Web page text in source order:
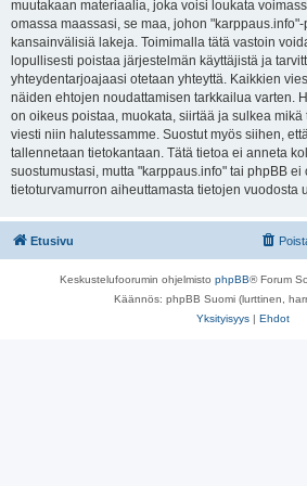
muutakaan materiaalia, joka voisi loukata
omassa maassasi, se maa, johon
kansainvälisiä lakeja. Toimimalla tätä vastoin
lopullisesti poistaa järjestelmän käyttäjistä ja
yhteydentarjoajaasi otetaan yhteyttä. Kaikkien
näiden ehtojen noudattamisen tarkkailua varten.
on oikeus poistaa, muokata, siirtää ja sulkea
viesti niin halutessamme. Suostut myös siihen,
tallennetaan tietokantaan. Tätä tietoa ei anneta
suostumustasi, mutta "karppaus.info" tai phpBB
tietoturvamurron aiheuttamasta tietojen vuodosta
Etusivu
Keskustelufoorumin ohjelmisto phpBB® Forum
Käännös: phpBB Suomi (lurttinen,
Yksityisyys | Ehdot